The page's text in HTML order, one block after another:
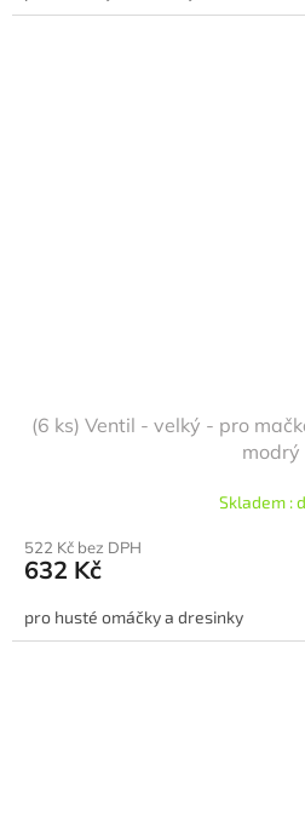
(6 ks) Ventil - velký - pro
modrý
Skladem :
522 Kč bez DPH
632 Kč
pro husté omáčky a dresinky